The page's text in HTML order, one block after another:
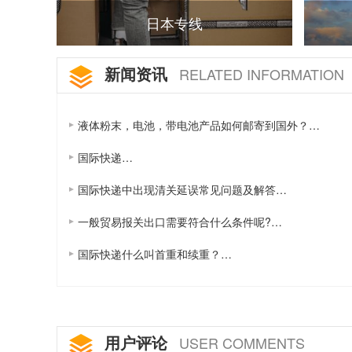
日本专线
新闻资讯 RELATED INFORMATION
液体粉末，电池，带电池产品如何邮寄到国外？…
国际快递…
国际快递中出现清关延误常见问题及解答…
一般贸易报关出口需要符合什么条件呢?…
国际快递什么叫首重和续重？…
用户评论 USER COMMENTS